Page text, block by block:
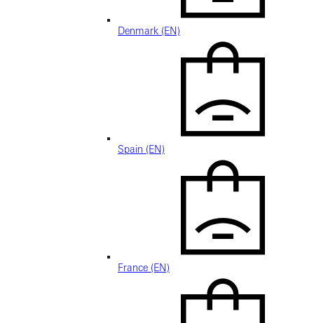
Denmark (EN)
Spain (EN)
France (EN)